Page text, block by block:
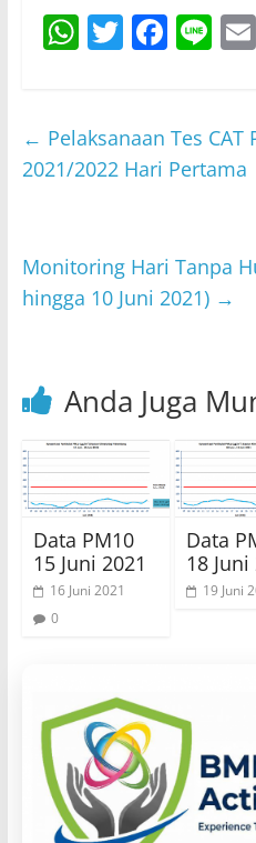
W
s
A
T
er
F
e
b
k
Li E
← Pelaksanaan Tes CAT
2021/2022 Hari Pertama
Monitoring Hari Tanpa
hingga 10 Juni 2021) →
Anda Juga
Data PM10
15 Juni 2021
16 Juni 2021
0
Data
18 Juni
19 Juni